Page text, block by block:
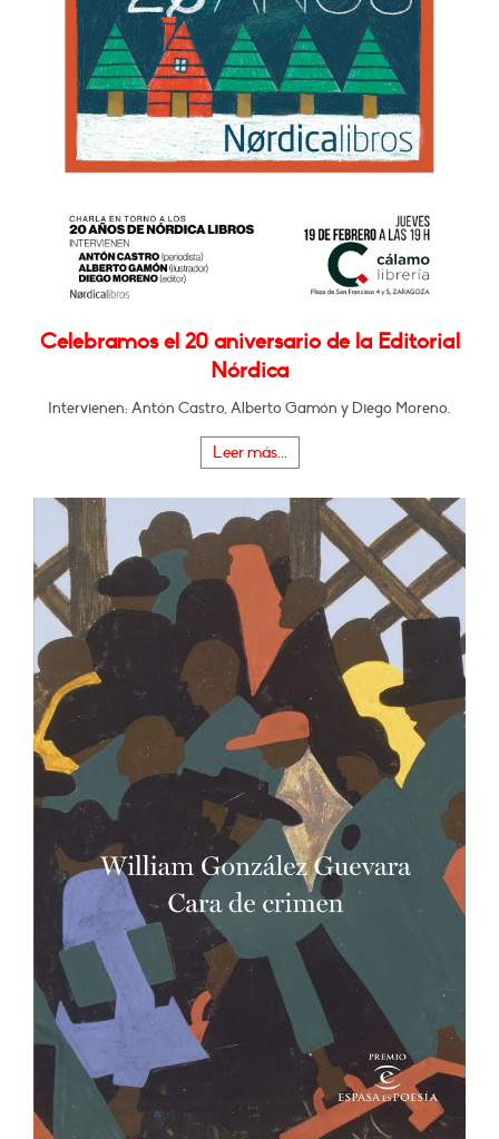
Celebramos el 20 aniversario de la Editorial
Nórdica
Intervienen: Antón Castro, Alberto Gamón y Diego Moreno.
Leer más...